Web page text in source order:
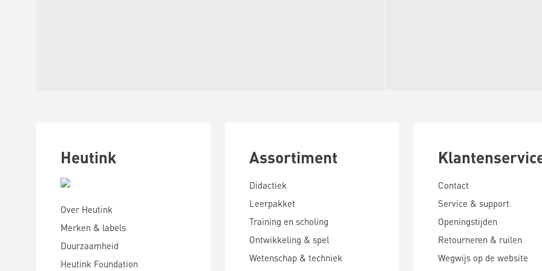
Heutink
Over Heutink
Merken & labels
Duurzaamheid
Heutink Foundation
Assortiment
Didactiek
Leerpakket
Training en scholing
Ontwikkeling & spel
Wetenschap & techniek
Contact
Service & support
Openingstijden
Retourneren & ruilen
Wegwijs op de website